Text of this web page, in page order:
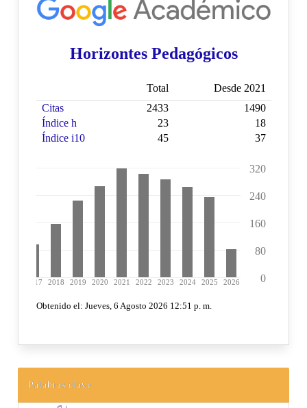
Palabras clave